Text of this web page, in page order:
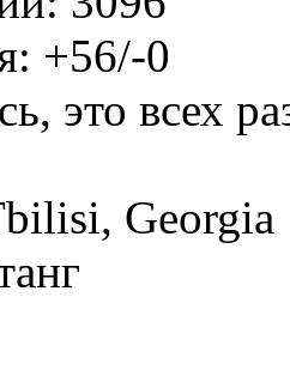
+56/-0
это всех
Georgia